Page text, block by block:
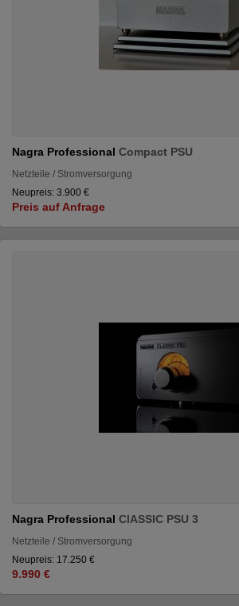
Nagra Professional Compact PSU
Netzteile / Stromversorgung
Neupreis: 3.900 €
Preis auf Anfrage
Nagra Professional ClASSIC PSU 3
Netzteile / Stromversorgung
Neupreis: 17.250 €
9.990 €